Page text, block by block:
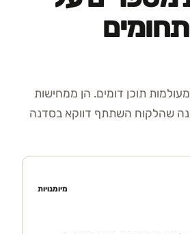
תוכן דומים. הן ממחישות
שהלקוח השתתף דווקא בסדנה
מיומנויות